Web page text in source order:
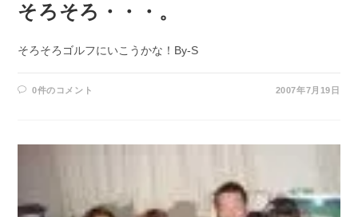
そろそろ・・・。
そろそろゴルフにいこうかな！By-S
0件のコメント 2007年7月19日